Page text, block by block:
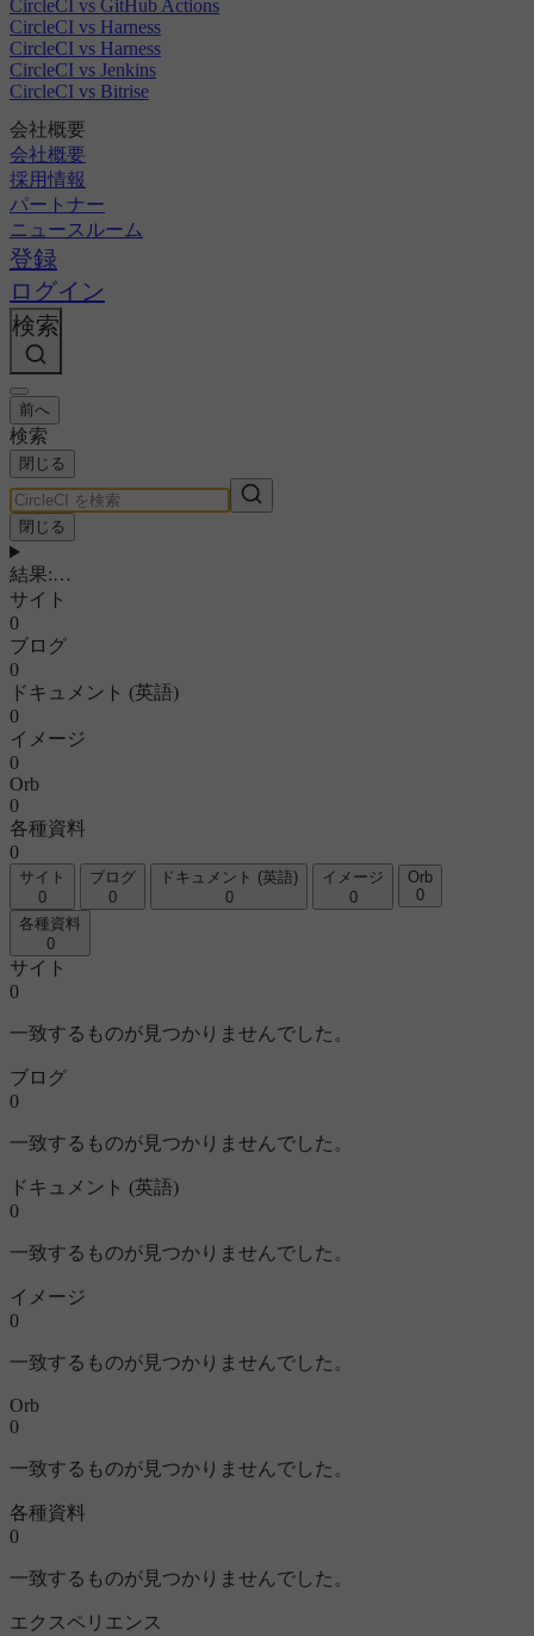
CircleCI vs GitHub Actions
CircleCI vs Harness
CircleCI vs Harness
CircleCI vs Jenkins
CircleCI vs Bitrise
会社概要
会社概要
採用情報
パートナー
ニュースルーム
登録
ログイン
検索
前へ
検索
閉じる
閉じる
結果:…
サイト
0
ブログ
0
ドキュメント (英語)
0
イメージ
0
Orb
0
各種資料
0
サイト
0
ブログ
0
ドキュメント (英語)
0
イメージ
0
Orb
0
各種資料
0
サイト
0
一致するものが見つかりませんでした。
ブログ
0
一致するものが見つかりませんでした。
ドキュメント (英語)
0
一致するものが見つかりませんでした。
イメージ
0
一致するものが見つかりませんでした。
Orb
0
一致するものが見つかりませんでした。
各種資料
0
一致するものが見つかりませんでした。
エクスペリエンス